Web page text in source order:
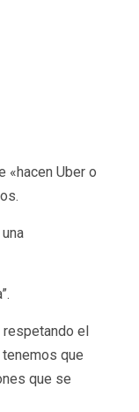
«hacen Uber o
respetando el
que
que se